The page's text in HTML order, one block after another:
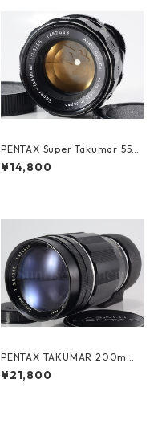
PENTAX Super Takumar 55m
m F1.8 M42 ペンタックス (61
484)
¥14,800
PENTAX TAKUMAR 200mm
F3.5 M42 ペンタックス (6133
0)
¥21,800